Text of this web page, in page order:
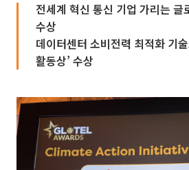
전세계 혁신 통신 기업 가리는 글
수상
데이터센터 소비전력 최적화 기
활동상’ 수상